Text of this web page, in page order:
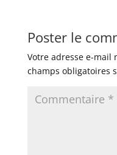
Poster le
Votre adresse e-mail
champs obligatoires